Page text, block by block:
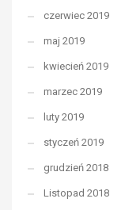
czerwiec 2019
maj 2019
kwiecień 2019
marzec 2019
luty 2019
styczeń 2019
grudzień 2018
Listopad 2018